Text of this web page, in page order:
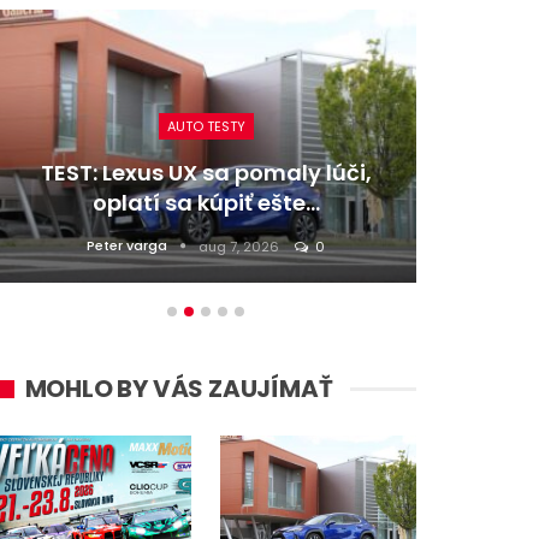
AUTO TESTY
TEST: Lexus UX sa pomaly lúči,
oplatí sa kúpiť ešte…
Peter varga aug 7, 2026 0
MOHLO BY VÁS ZAUJÍMAŤ